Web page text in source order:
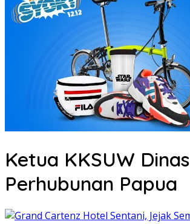
Ketua KKSUW Dinas
Perhubunan Papua